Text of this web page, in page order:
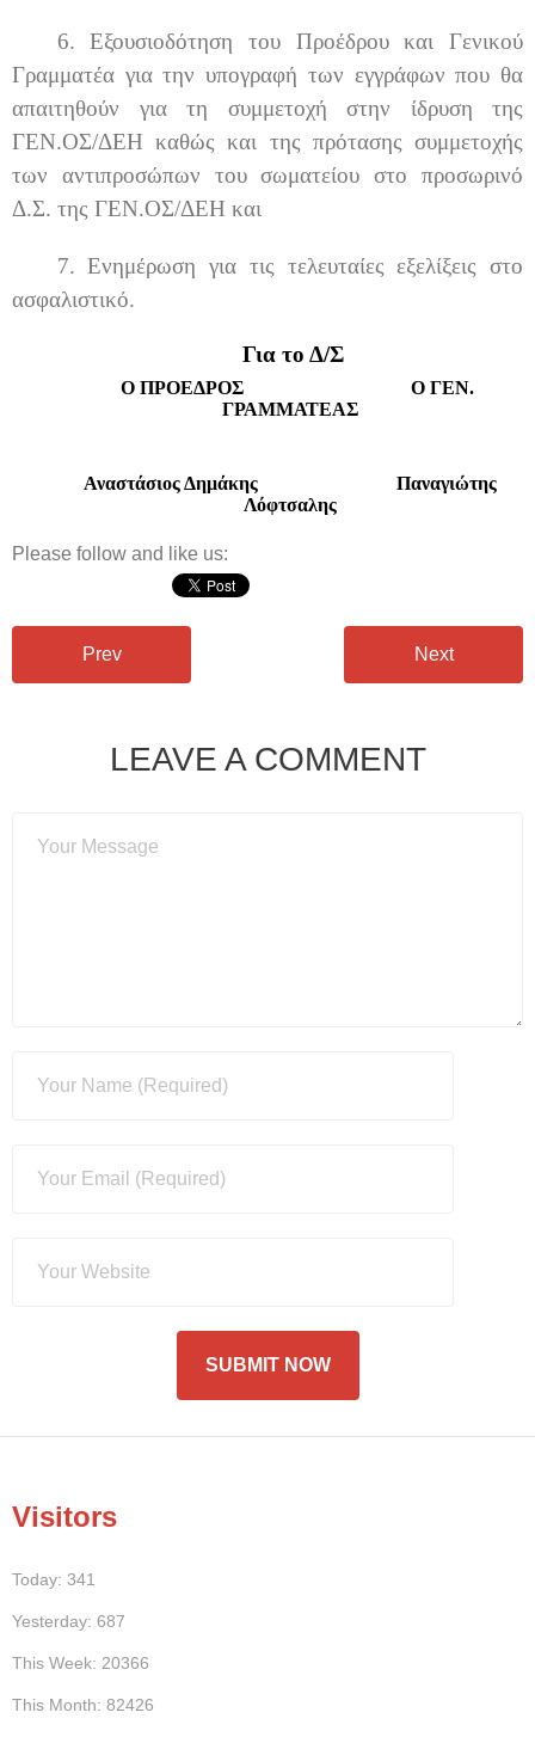
6.Εξουσιοδότηση του Προέδρου και Γενικού
Γραμματέα για την υπογραφή των εγγράφων που θα
απαιτηθούν για τη συμμετοχή στην ίδρυση της
ΓΕΝ.ΟΣ/ΔΕΗ καθώς και της πρότασης συμμετοχής
των αντιπροσώπων του σωματείου στο προσωρινό
Δ.Σ. της ΓΕΝ.ΟΣ/ΔΕΗ και
7.Ενημέρωση για τις τελευταίες εξελίξεις στο
ασφαλιστικό.
Για το Δ/Σ
Ο ΠΡΟΕΔΡΟΣ Ο ΓΕΝ.
ΓΡΑΜΜΑΤΕΑΣ
Αναστάσιος Δημάκης Παναγιώτης
Λόφτσαλης
Please follow and like us:
Prev Next
LEAVE A COMMENT
Visitors
Today: 341
Yesterday: 687
This Week: 20366
This Month: 82426